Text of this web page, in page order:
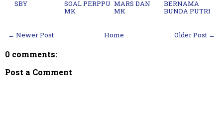
SBY
SOAL PERPPU
MK
MARS DAN
MK
BERNAMA
BUNDA PUTRI
← Newer Post Older Post →
Home
0 comments:
Post a Comment